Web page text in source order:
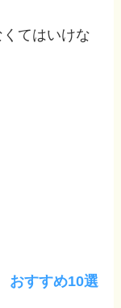
てはいけな
おすすめ10選